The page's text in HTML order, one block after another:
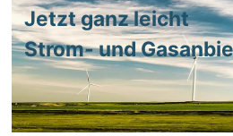
Jetzt ganz leicht
Strom- und